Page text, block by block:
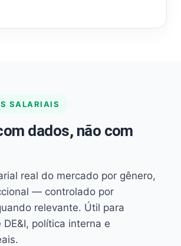
SALARIAIS
dados, não com
real do mercado por gênero,
— controlado por
relevante. Útil para
política interna e